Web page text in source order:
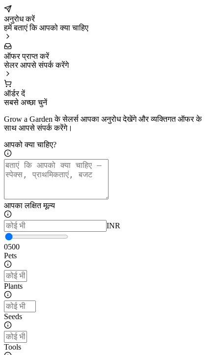
अनुरोध करें
हमें बताएं कि आपको क्या चाहिए
ऑफर प्राप्त करें
सेलर आपसे संपर्क करेंगे
ऑर्डर दें
सबसे अच्छा चुनें
Grow a Garden के सेलर्स आपका अनुरोध देखेंगे और व्यक्तिगत ऑफर के
साथ आपसे संपर्क करेंगे।
आपको क्या चाहिए?
आपका लक्षित मूल्य
INR
0500
Pets
Plants
Seeds
Tools